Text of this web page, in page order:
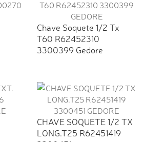
Chave Soquete 1/2 Tx
T60 R62452310
3300399 Gedore
CHAVE SOQUETE 1/2 TX
LONG.T25 R62451419